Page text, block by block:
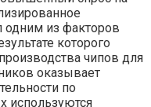
одним из факторов
которого
чипов для
оказывает
по
используются